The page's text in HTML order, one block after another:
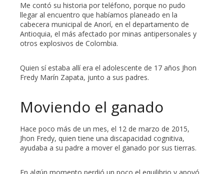
Me contó su historia por teléfono, porque no pudo
llegar al encuentro que habíamos planeado en la
cabecera municipal de Anorí, en el departamento de
Antioquia, el más afectado por minas antipersonales y
otros explosivos de Colombia.
Quien sí estaba allí era el adolescente de 17 años Jhon
Fredy Marín Zapata, junto a sus padres.
Moviendo el ganado
Hace poco más de un mes, el 12 de marzo de 2015,
Jhon Fredy, quien tiene una discapacidad cognitiva,
ayudaba a su padre a mover el ganado por sus tierras.